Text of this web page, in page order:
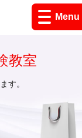
Menu
教室
す。